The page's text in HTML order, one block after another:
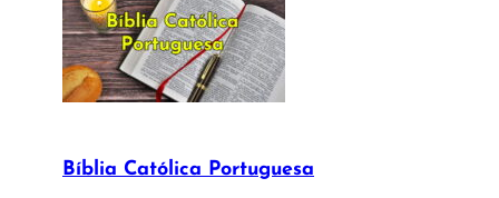
Bíblia Católica Portuguesa